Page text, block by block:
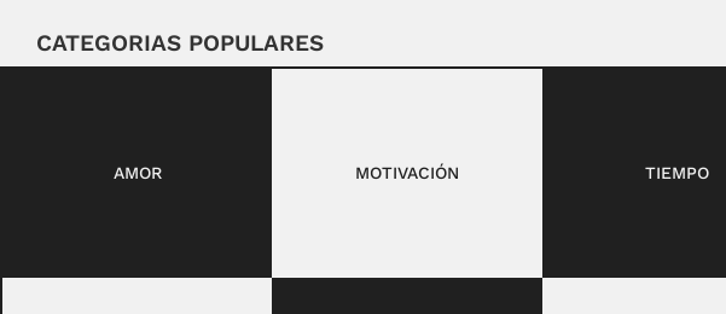
CATEGORIAS POPULARES
AMOR MOTIVACIÓN TIEMPO